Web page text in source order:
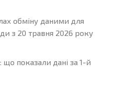
обміну даними для
з 20 травня 2026 року
що показали дані за 1-й